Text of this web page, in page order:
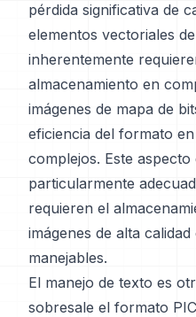
pérdida significativa de
elementos vectoriales
inherentemente
almacenamiento en
imágenes de mapa de
eficiencia del formato
complejos. Este
particularmente
requieren el
imágenes de alta
manejables.
El manejo de texto es
sobresale el formato